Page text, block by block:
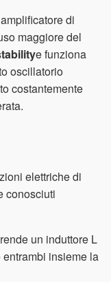
di
maggiore del
e funziona
oscillatorio
costantemente
elettriche di
conosciuti
un induttore L
insieme la